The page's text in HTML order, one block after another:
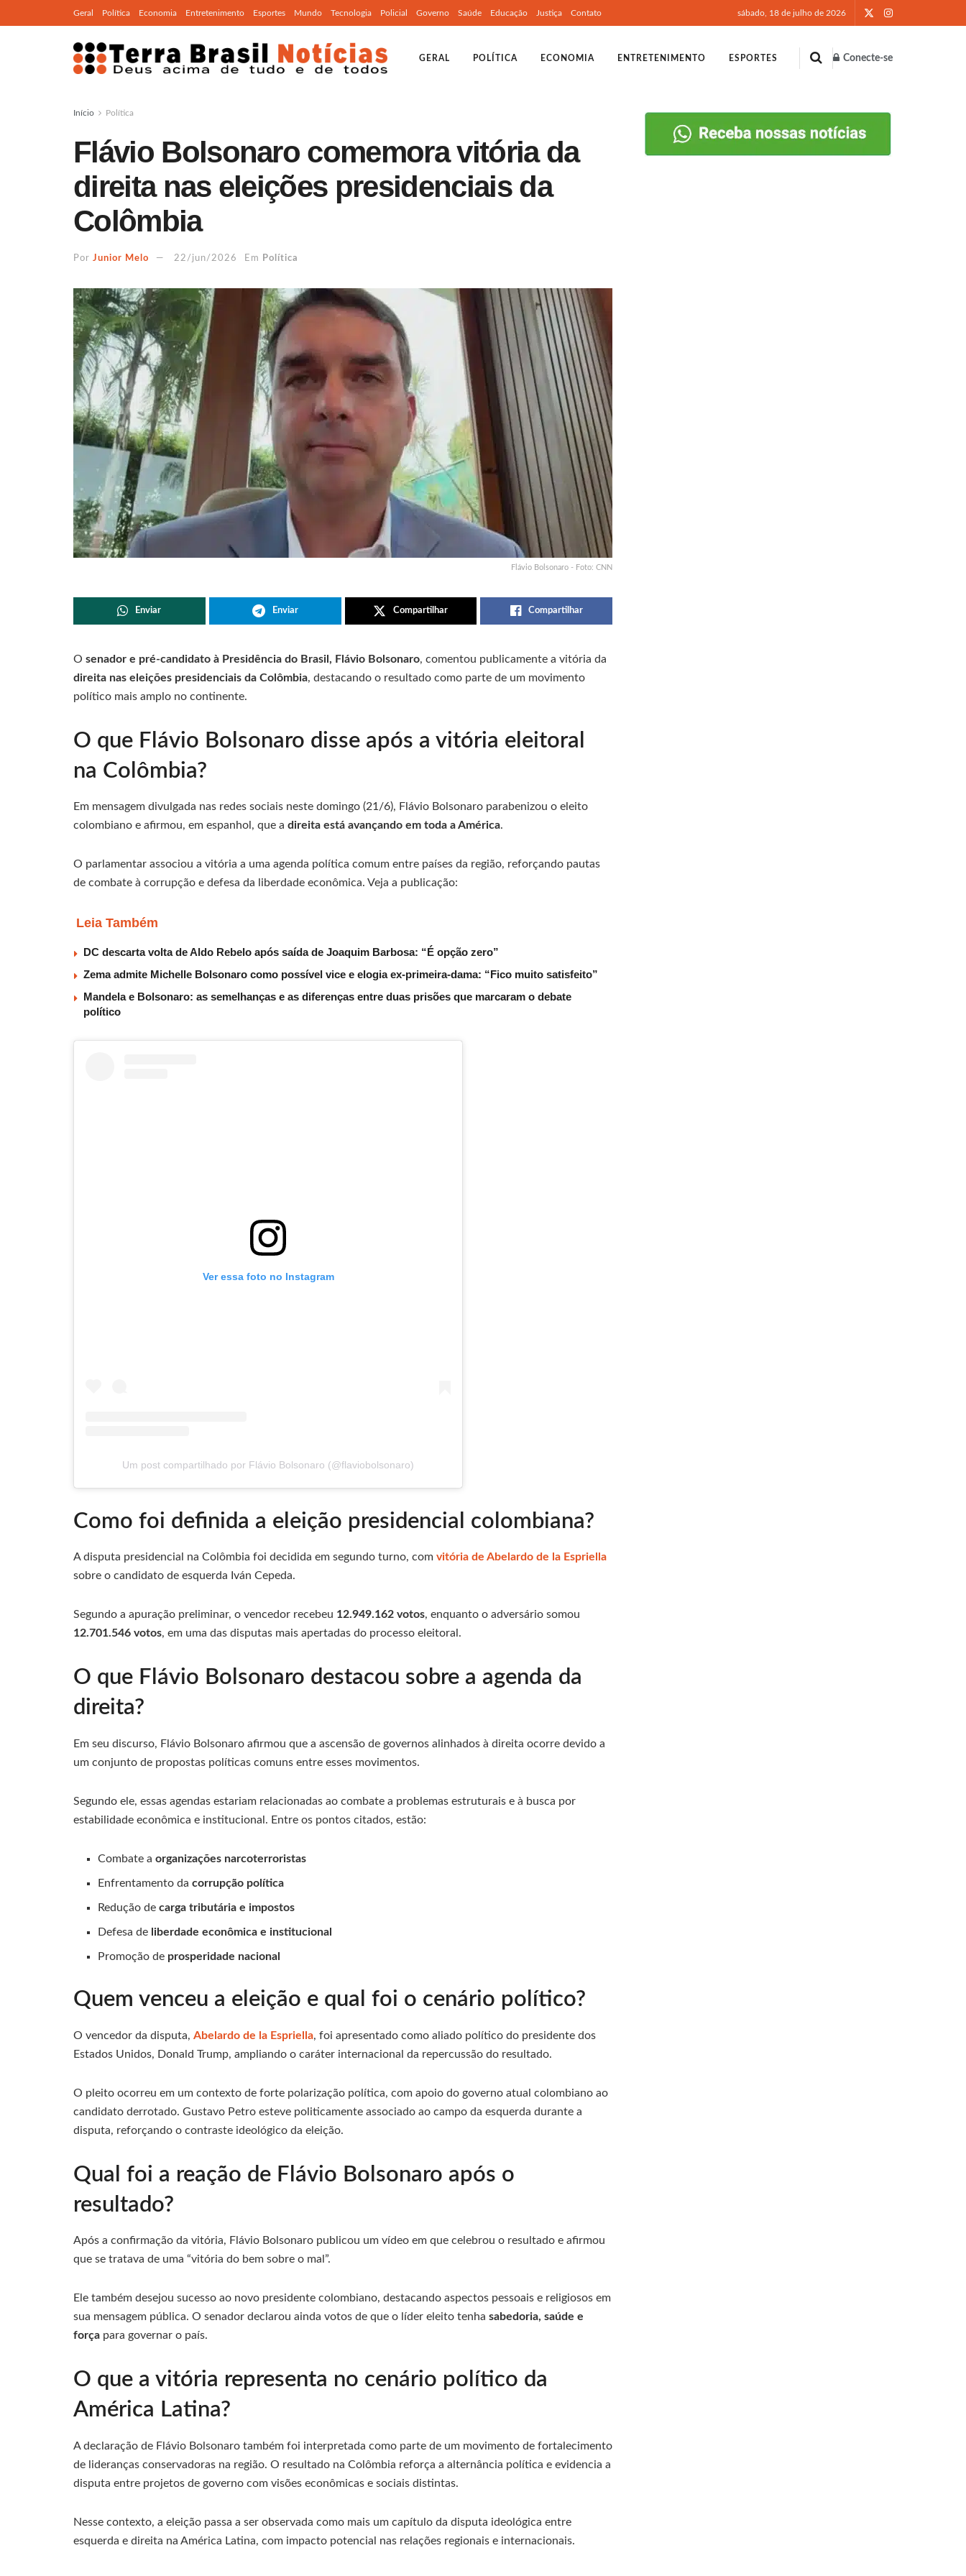
Geral Política Economia Entretenimento Esportes Mundo Tecnologia Policial Governo Saúde Educação Justiça Contato sábado, 18 de julho de 2026
GERAL POLÍTICA ECONOMIA ENTRETENIMENTO ESPORTES Conecte-se
Início Política
Flávio Bolsonaro comemora vitória da
direita nas eleições presidenciais da
Colômbia
Por Junior Melo 22/jun/2026 Em Política
Flávio Bolsonaro - Foto: CNN
Enviar Enviar Compartilhar Compartilhar
O senador e pré-candidato à Presidência do Brasil, Flávio Bolsonaro, comentou publicamente a vitória da
direita nas eleições presidenciais da Colômbia, destacando o resultado como parte de um movimento
político mais amplo no continente.
O que Flávio Bolsonaro disse após a vitória eleitoral
na Colômbia?
Em mensagem divulgada nas redes sociais neste domingo (21/6), Flávio Bolsonaro parabenizou o eleito
colombiano e afirmou, em espanhol, que a direita está avançando em toda a América.
O parlamentar associou a vitória a uma agenda política comum entre países da região, reforçando pautas
de combate à corrupção e defesa da liberdade econômica. Veja a publicação:
Leia Também
DC descarta volta de Aldo Rebelo após saída de Joaquim Barbosa: “É opção zero”
Zema admite Michelle Bolsonaro como possível vice e elogia ex-primeira-dama: “Fico muito satisfeito”
Mandela e Bolsonaro: as semelhanças e as diferenças entre duas prisões que marcaram o debate
político
Ver essa foto no Instagram
Um post compartilhado por Flávio Bolsonaro (@flaviobolsonaro)
Como foi definida a eleição presidencial colombiana?
A disputa presidencial na Colômbia foi decidida em segundo turno, com vitória de Abelardo de la Espriella
sobre o candidato de esquerda Iván Cepeda.
Segundo a apuração preliminar, o vencedor recebeu 12.949.162 votos, enquanto o adversário somou
12.701.546 votos, em uma das disputas mais apertadas do processo eleitoral.
O que Flávio Bolsonaro destacou sobre a agenda da
direita?
Em seu discurso, Flávio Bolsonaro afirmou que a ascensão de governos alinhados à direita ocorre devido a
um conjunto de propostas políticas comuns entre esses movimentos.
Segundo ele, essas agendas estariam relacionadas ao combate a problemas estruturais e à busca por
estabilidade econômica e institucional. Entre os pontos citados, estão:
Combate aorganizações narcoterroristas
Enfrentamento dacorrupção política
Redução decarga tributária e impostos
Defesa de liberdade econômica e institucional
Promoção de prosperidade nacional
Quem venceu a eleição e qual foi o cenário político?
O vencedor da disputa, Abelardo de la Espriella, foi apresentado como aliado político do presidente dos
Estados Unidos, Donald Trump, ampliando o caráter internacional da repercussão do resultado.
O pleito ocorreu em um contexto de forte polarização política, com apoio do governo atual colombiano ao
candidato derrotado. Gustavo Petro esteve politicamente associado ao campo da esquerda durante a
disputa, reforçando o contraste ideológico da eleição.
Qual foi a reação de Flávio Bolsonaro após o
resultado?
Após a confirmação da vitória, Flávio Bolsonaro publicou um vídeo em que celebrou o resultado e afirmou
que se tratava de uma “vitória do bem sobre o mal”.
Ele também desejou sucesso ao novo presidente colombiano, destacando aspectos pessoais e religiosos em
sua mensagem pública. O senador declarou ainda votos de que o líder eleito tenha sabedoria, saúde e
força para governar o país.
O que a vitória representa no cenário político da
América Latina?
A declaração de Flávio Bolsonaro também foi interpretada como parte de um movimento de fortalecimento
de lideranças conservadoras na região. O resultado na Colômbia reforça a alternância política e evidencia a
disputa entre projetos de governo com visões econômicas e sociais distintas.
Nesse contexto, a eleição passa a ser observada como mais um capítulo da disputa ideológica entre
esquerda e direita na América Latina, com impacto potencial nas relações regionais e internacionais.